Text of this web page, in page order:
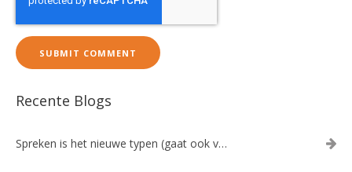
Recente Blogs
Spreken is het nieuwe typen (gaat ook veel sneller!)